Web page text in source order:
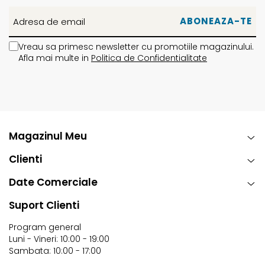
Vreau sa primesc newsletter cu promotiile magazinului.
Afla mai multe in Politica de Confidentialitate
Magazinul Meu
Clienti
Date Comerciale
Suport Clienti
Program general
Luni - Vineri: 10:00 - 19:00
Sambata: 10:00 - 17:00